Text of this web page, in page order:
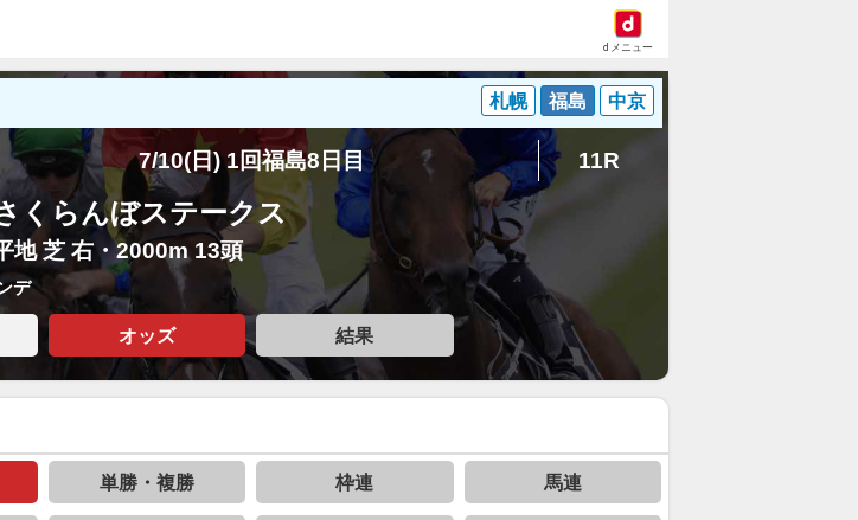
dメニュー
札幌 福島 中京
7/10(日) 1回福島8日目 11R
くらんぼステークス
地 芝 右・2000m 13頭
デ
オッズ 結果
単勝・複勝 枠連 馬連